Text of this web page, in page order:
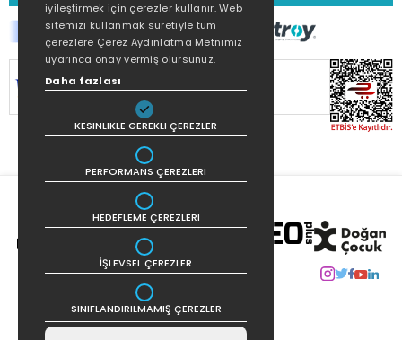
SİTEMİZ
KORUNMAKTADIR.
iyileştirmek için çerezler kullanır. Web
sitemizi kullanmak suretiyle tüm
çerezlere Çerez Aydınlatma Metnimiz
uyarınca onay vermiş olursunuz.
Daha fazlası
KESINLIKLE GEREKLI ÇEREZLER
PERFORMANS ÇEREZLERI
HEDEFLEME ÇEREZLERI
İŞLEVSEL ÇEREZLER
SINIFLANDIRILMAMIŞ ÇEREZLER